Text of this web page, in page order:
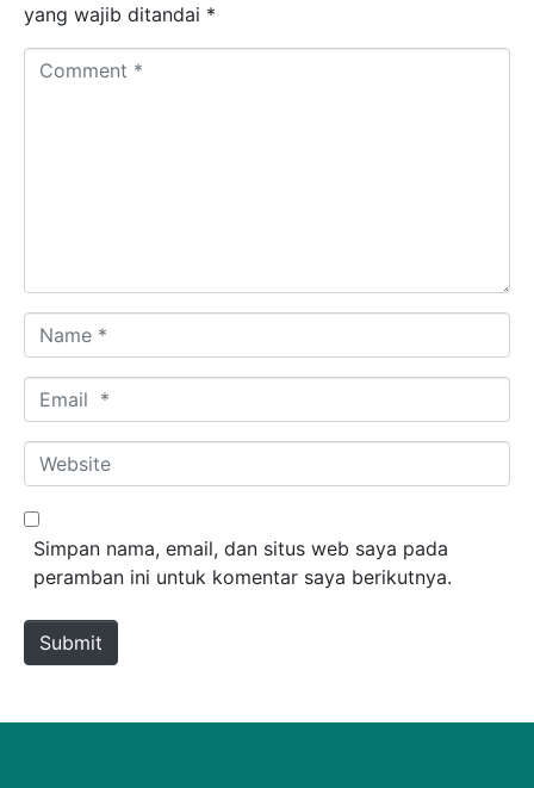
yang wajib ditandai *
Comment *
Name *
Email *
Website
Simpan nama, email, dan situs web saya pada
peramban ini untuk komentar saya berikutnya.
Submit